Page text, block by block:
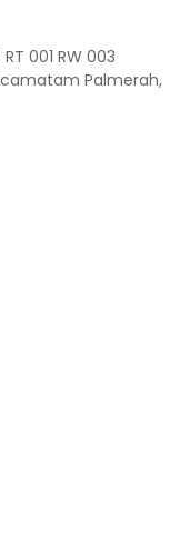
001 RW 003
Palmerah,